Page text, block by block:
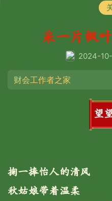
采一片枫
2024-
财会工作者之家
望
掬一捧怡人的清风
秋姑娘带着温柔